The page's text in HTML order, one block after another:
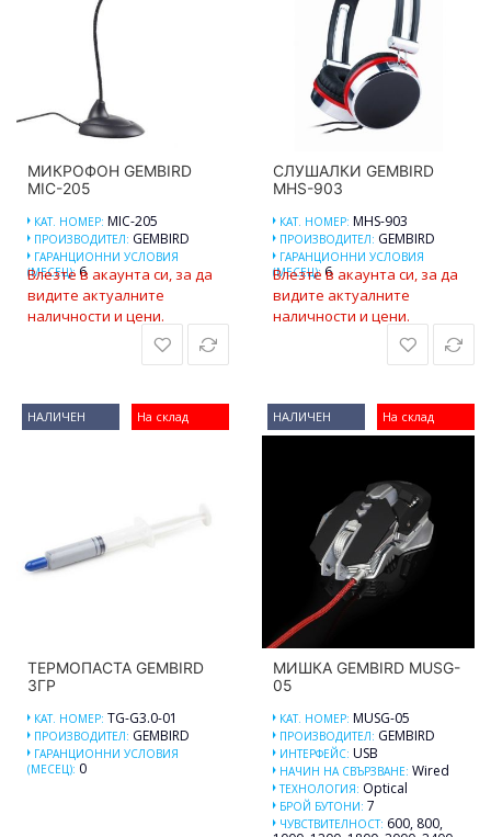
МИКРОФОН GEMBIRD
MIC-205
КАТ. НОМЕР: MIC-205
ПРОИЗВОДИТЕЛ: GEMBIRD
ГАРАНЦИОННИ УСЛОВИЯ
(МЕСЕЦ): 6
Влезте в акаунта си, за да
видите актуалните
наличности и цени.
СЛУШАЛКИ GEMBIRD
MHS-903
КАТ. НОМЕР: MHS-903
ПРОИЗВОДИТЕЛ: GEMBIRD
ГАРАНЦИОННИ УСЛОВИЯ
(МЕСЕЦ): 6
Влезте в акаунта си, за да
видите актуалните
наличности и цени.
На склад
НАЛИЧЕН
ТЕРМОПАСТА GEMBIRD
3ГР
КАТ. НОМЕР: TG-G3.0-01
ПРОИЗВОДИТЕЛ: GEMBIRD
ГАРАНЦИОННИ УСЛОВИЯ
(МЕСЕЦ): 0
На склад
НАЛИЧЕН
МИШКА GEMBIRD MUSG-
05
КАТ. НОМЕР: MUSG-05
ПРОИЗВОДИТЕЛ: GEMBIRD
ИНТЕРФЕЙС: USB
НАЧИН НА СВЪРЗВАНЕ: Wired
ТЕХНОЛОГИЯ: Optical
БРОЙ БУТОНИ: 7
ЧУВСТВИТЕЛНОСТ: 600, 800,